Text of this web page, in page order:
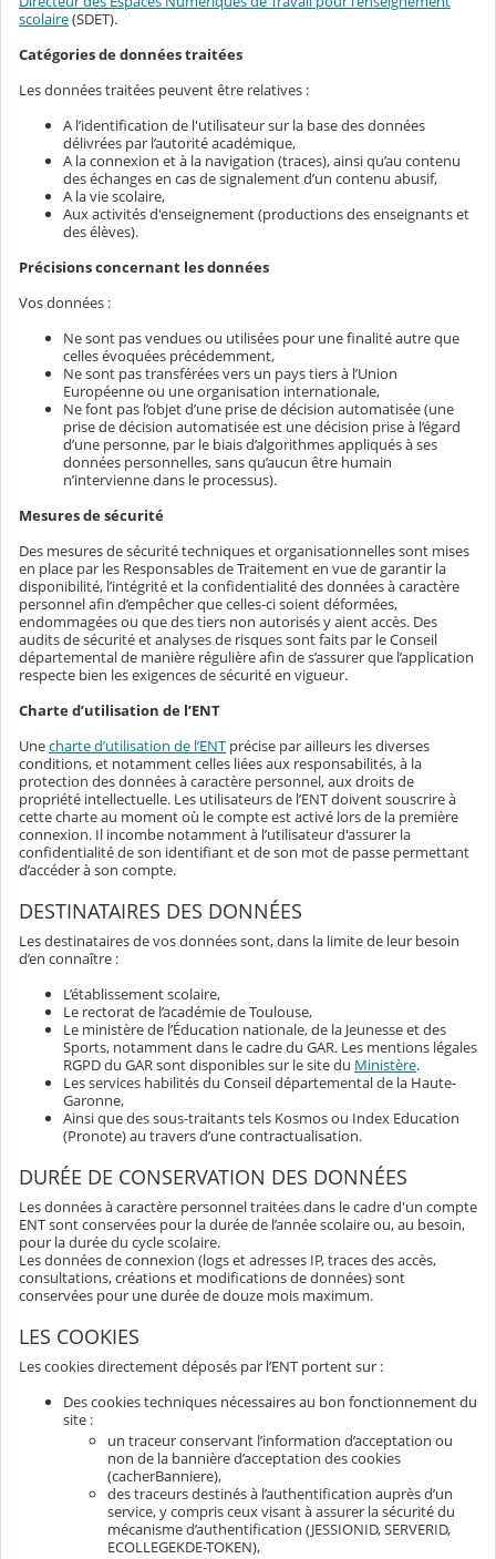
scolaire(SDET).
Catégories de données traitées
Les données traitées peuvent être relatives :
A l’identification de l'utilisateur sur la base des données
délivrées par l’autorité académique,
A la connexion et à la navigation (traces), ainsi qu’au contenu
des échanges en cas de signalement d’un contenu abusif,
A la vie scolaire,
Aux activités d'enseignement (productions des enseignants et
des élèves).
Précisions concernant les données
Vos données :
Ne sont pas vendues ou utilisées pour une finalité autre que
celles évoquées précédemment,
Ne sont pas transférées vers un pays tiers à l’Union
Européenne ou une organisation internationale,
Ne font pas l’objet d’une prise de décision automatisée (une
prise de décision automatisée est une décision prise à l’égard
d’une personne, par le biais d’algorithmes appliqués à ses
données personnelles, sans qu’aucun être humain
n’intervienne dans le processus).
Mesures de sécurité
Des mesures de sécurité techniques et organisationnelles sont mises
en place par les Responsables de Traitement en vue de garantir la
disponibilité, l’intégrité et la confidentialité des données à caractère
personnel afin d’empêcher que celles-ci soient déformées,
endommagées ou que des tiers non autorisés y aient accès. Des
audits de sécurité et analyses de risques sont faits par le Conseil
départemental de manière régulière afin de s’assurer que l’application
respecte bien les exigences de sécurité en vigueur.
Charte d’utilisation de l’ENT
Unecharte d’utilisation de l’ENT précise par ailleurs les diverses
conditions, et notamment celles liées aux responsabilités, à la
protection des données à caractère personnel, aux droits de
propriété intellectuelle. Les utilisateurs de l’ENT doivent souscrire à
cette charte au moment où le compte est activé lors de la première
connexion. Il incombe notamment à l’utilisateur d'assurer la
confidentialité de son identifiant et de son mot de passe permettant
d’accéder à son compte.
DESTINATAIRES DES DONNÉES
Les destinataires de vos données sont, dans la limite de leur besoin
d’en connaître :
L’établissement scolaire,
Le rectorat de l’académie de Toulouse,
Le ministère de l’Éducation nationale, de la Jeunesse et des
Sports, notamment dans le cadre du GAR. Les mentions légales
RGPD du GAR sont disponibles sur le site du Ministère.
Les services habilités du Conseil départemental de la Haute-
Garonne,
Ainsi que des sous-traitants tels Kosmos ou Index Education
(Pronote) au travers d’une contractualisation.
DURÉE DE CONSERVATION DES DONNÉES
Les données à caractère personnel traitées dans le cadre d'un compte
ENT sont conservées pour la durée de l’année scolaire ou, au besoin,
pour la durée du cycle scolaire.
Les données de connexion (logs et adresses IP, traces des accès,
consultations, créations et modifications de données) sont
conservées pour une durée de douze mois maximum.
LES COOKIES
Les cookies directement déposés par l’ENT portent sur :
Des cookies techniques nécessaires au bon fonctionnement du
site :
un traceur conservant l’information d’acceptation ou
non de la bannière d’acceptation des cookies
(cacherBanniere),
des traceurs destinés à l’authentification auprès d’un
service, y compris ceux visant à assurer la sécurité du
mécanisme d’authentification (JESSIONID, SERVERID,
ECOLLEGEKDE-TOKEN),